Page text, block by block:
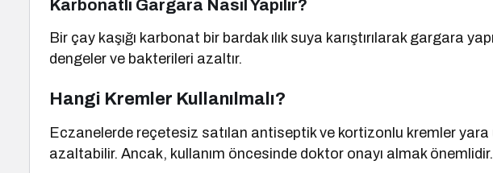
Karbonatlı Gargara Nasıl Yapılır?
Bir çay kaşığı karbonat bir bardak ılık suya karıştırılarak gargara
dengeler ve bakterileri azaltır.
Hangi Kremler Kullanılmalı?
Eczanelerde reçetesiz satılan antiseptik ve kortizonlu kremler yara
azaltabilir. Ancak, kullanım öncesinde doktor onayı almak önemlidir.